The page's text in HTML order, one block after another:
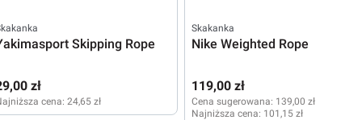
Skipping Rope
zł
cena: 24,65 zł
Skakanka
Nike Weighted Rope
119,00 zł
Cena sugerowana: 139,00 zł
Najniższa cena: 101,15 zł